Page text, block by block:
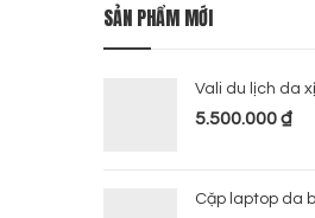
SẢN PHẨM MỚI
Vali du lịch da
5.500.000₫
Cặp laptop da